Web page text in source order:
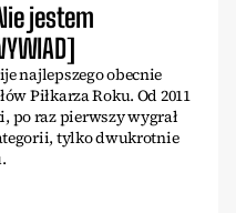
jestem
najlepszego obecnie
Piłkarza Roku. Od 2011
po raz pierwszy wygrał
tylko dwukrotnie